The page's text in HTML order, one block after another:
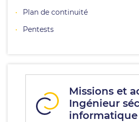
Plan de continuité
Pentests
Missions et
Ingénieur
informatique